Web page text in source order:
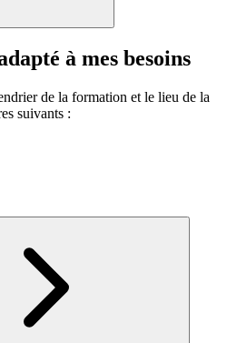
à mes besoins
de la formation et le lieu de la
suivants :